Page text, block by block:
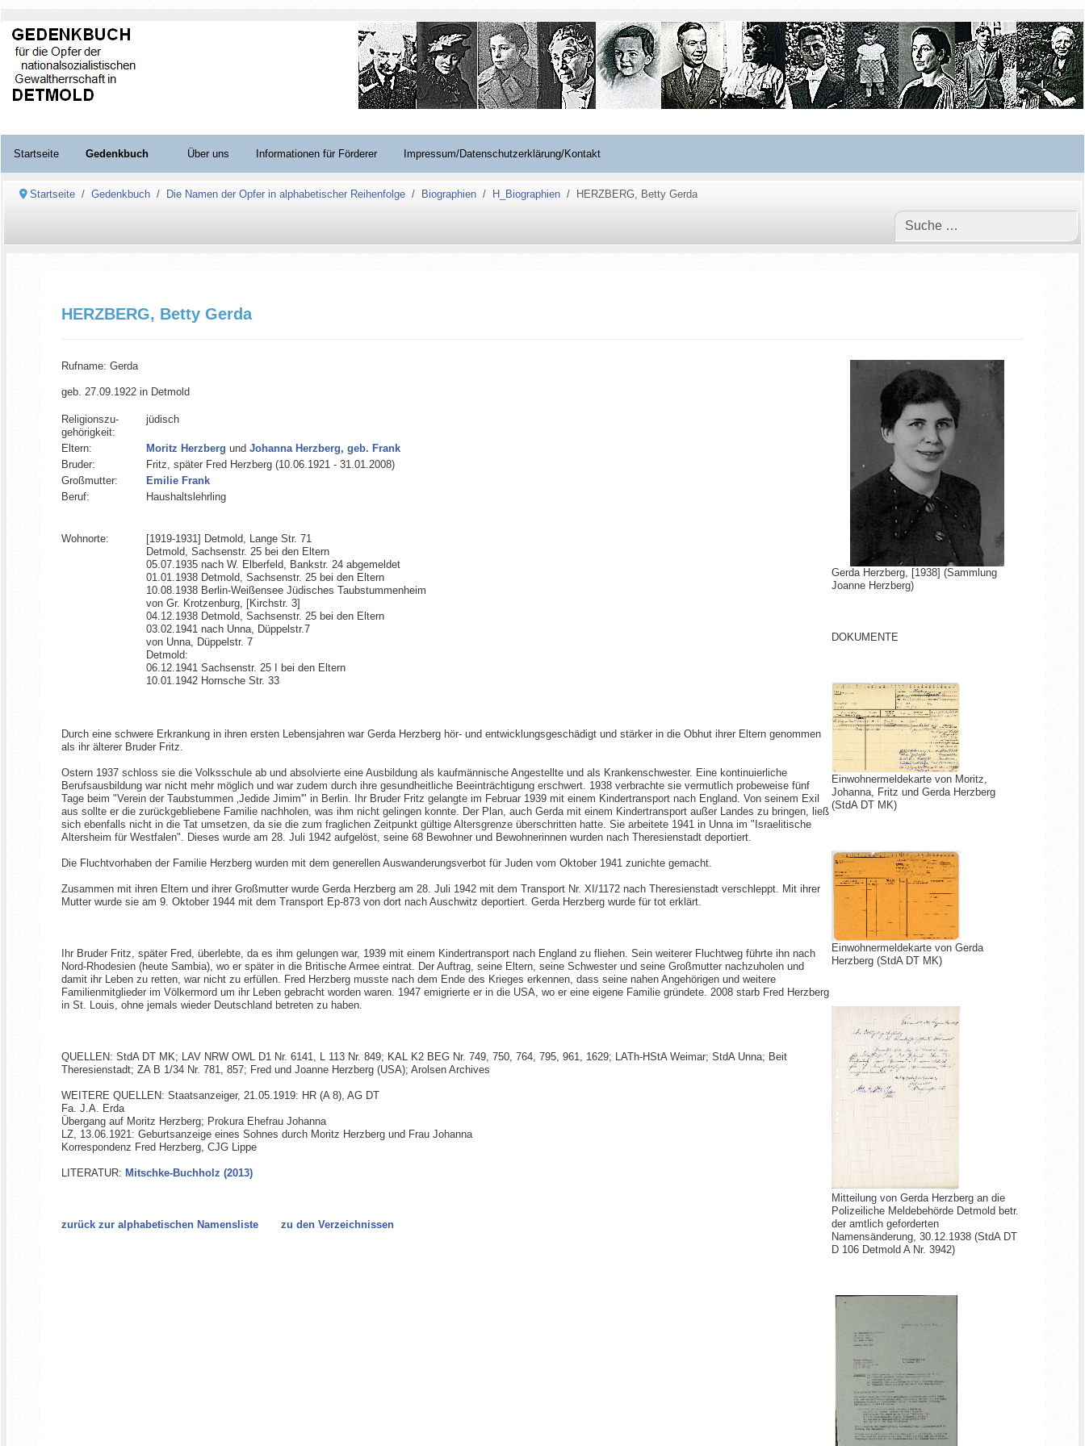
Startseite Gedenkbuch Über uns Informationen für Förderer Impressum/Datenschutzerklärung/Kontakt
Startseite Gedenkbuch Die Namen der Opfer in alphabetischer Reihenfolge Biographien H_Biographien HERZBERG, Betty Gerda
HERZBERG, Betty Gerda
Rufname: Gerda
geb. 27.09.1922 in Detmold
Religionszu­
gehörigkeit:
jüdisch
Eltern: Moritz Herzberg und Johanna Herzberg, geb. Frank
Bruder:
Fritz, später Fred Herzberg (10.06.1921 - 31.01.2008)
Großmutter:
Emilie Frank
Beruf:
Haushaltslehrling
Wohnorte:
[1919-1931] Detmold, Lange Str. 71
Detmold, Sachsenstr. 25 bei den Eltern
05.07.1935 nach W. Elberfeld, Bankstr. 24 abgemeldet
01.01.1938 Detmold, Sachsenstr. 25 bei den Eltern
10.08.1938 Berlin-Weißensee Jüdisches Taubstummenheim
von Gr. Krotzenburg, [Kirchstr. 3]
04.12.1938 Detmold, Sachsenstr. 25 bei den Eltern
03.02.1941 nach Unna, Düppelstr.7
von Unna, Düppelstr. 7
Detmold:
06.12.1941 Sachsenstr. 25 I bei den Eltern
10.01.1942 Hornsche Str. 33
Durch eine schwere Erkrankung in ihren ersten Lebensjahren war Gerda Herzberg hör- und entwicklungsgeschädigt und stärker in die Obhut ihrer Eltern genommen
als ihr älterer Bruder Fritz.
Ostern 1937 schloss sie die Volksschule ab und absolvierte eine Ausbildung als kaufmännische Angestellte und als Krankenschwester. Eine kontinuierliche
Berufsausbildung war nicht mehr möglich und war zudem durch ihre gesundheitliche Beeinträchtigung erschwert. 1938 verbrachte sie vermutlich probeweise fünf
Tage beim "Verein der Taubstummen ‚Jedide Jimim'" in Berlin. Ihr Bruder Fritz gelangte im Februar 1939 mit einem Kindertransport nach England. Von seinem Exil
aus sollte er die zurückgebliebene Familie nachholen, was ihm nicht gelingen konnte. Der Plan, auch Gerda mit einem Kindertransport außer Landes zu bringen, ließ
sich ebenfalls nicht in die Tat umsetzen, da sie die zum fraglichen Zeitpunkt gültige Altersgrenze überschritten hatte. Sie arbeitete 1941 in Unna im "Israelitische
Altersheim für Westfalen". Dieses wurde am 28. Juli 1942 aufgelöst, seine 68 Bewohner und Bewohnerinnen wurden nach Theresienstadt deportiert.
Die Fluchtvorhaben der Familie Herzberg wurden mit dem generellen Auswanderungsverbot für Juden vom Oktober 1941 zunichte gemacht.
Zusammen mit ihren Eltern und ihrer Großmutter wurde Gerda Herzberg am 28. Juli 1942 mit dem Transport Nr. XI/1172 nach Theresienstadt verschleppt. Mit ihrer
Mutter wurde sie am 9. Oktober 1944 mit dem Transport Ep-873 von dort nach Auschwitz deportiert. Gerda Herzberg wurde für tot erklärt.
Ihr Bruder Fritz, später Fred, überlebte, da es ihm gelungen war, 1939 mit einem Kindertransport nach England zu fliehen. Sein weiterer Fluchtweg führte ihn nach
Nord-Rhodesien (heute Sambia), wo er später in die Britische Armee eintrat. Der Auftrag, seine Eltern, seine Schwester und seine Großmutter nachzuholen und
damit ihr Leben zu retten, war nicht zu erfüllen. Fred Herzberg musste nach dem Ende des Krieges erkennen, dass seine nahen Angehörigen und weitere
Familienmitglieder im Völkermord um ihr Leben gebracht worden waren. 1947 emigrierte er in die USA, wo er eine eigene Familie gründete. 2008 starb Fred Herzberg
in St. Louis, ohne jemals wieder Deutschland betreten zu haben.
QUELLEN: StdA DT MK; LAV NRW OWL D1 Nr. 6141, L 113 Nr. 849; KAL K2 BEG Nr. 749, 750, 764, 795, 961, 1629; LATh-HStA Weimar; StdA Unna; Beit
Theresienstadt; ZA B 1/34 Nr. 781, 857; Fred und Joanne Herzberg (USA); Arolsen Archives
WEITERE QUELLEN: Staatsanzeiger, 21.05.1919: HR (A 8), AG DT
Fa. J.A. Erda
Übergang auf Moritz Herzberg; Prokura Ehefrau Johanna
LZ, 13.06.1921: Geburtsanzeige eines Sohnes durch Moritz Herzberg und Frau Johanna
Korrespondenz Fred Herzberg, CJG Lippe
LITERATUR: Mitschke-Buchholz (2013)
zurück zur alphabetischen Namensliste zu den Verzeichnissen
Gerda Herzberg, [1938] (Sammlung
Joanne Herzberg)
DOKUMENTE
Einwohnermeldekarte von Moritz,
Johanna, Fritz und Gerda Herzberg
(StdA DT MK)
Einwohnermeldekarte von Gerda
Herzberg (StdA DT MK)
Mitteilung von Gerda Herzberg an die
Polizeiliche Meldebehörde Detmold betr.
der amtlich geforderten
Namensänderung, 30.12.1938 (StdA DT
D 106 Detmold A Nr. 3942)